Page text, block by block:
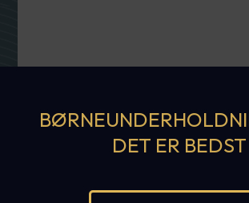
DET ER BEDST